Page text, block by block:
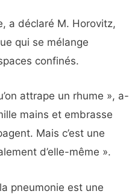
a déclaré M. Horovitz,
qui se mélange
confinés.
attrape un rhume », a-
mains et embrasse
Mais c’est une
d’elle-même ».
pneumonie est une